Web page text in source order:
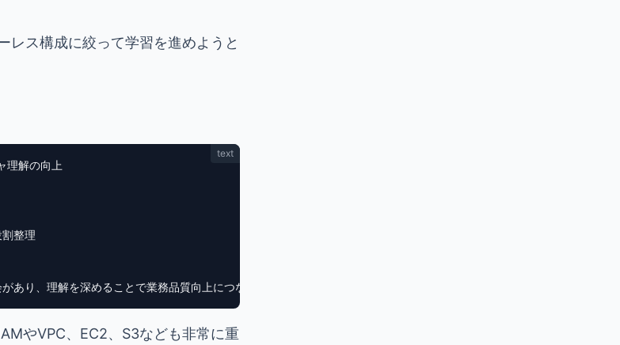
レス構成に絞って学習を進めようと
text
理解の向上
整理
やVPC、EC2、S3なども非常に重